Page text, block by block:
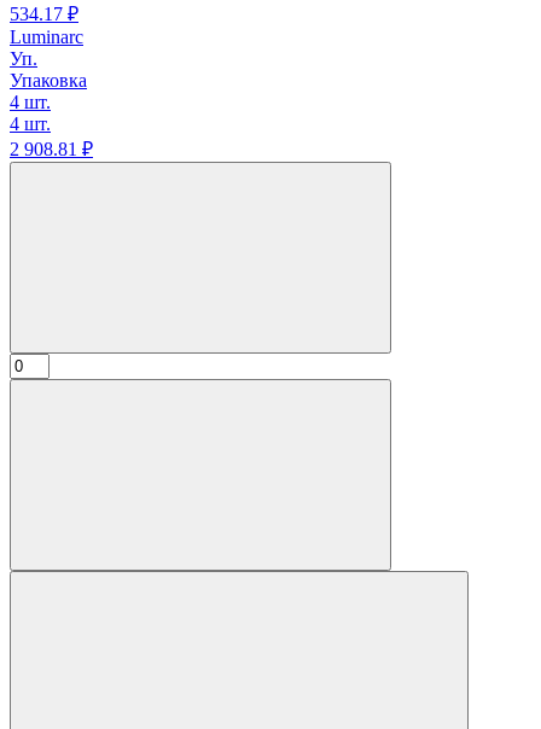
534.17 ₽
Luminarc
Уп.
Упаковка
4 шт.
4 шт.
2 908.81 ₽